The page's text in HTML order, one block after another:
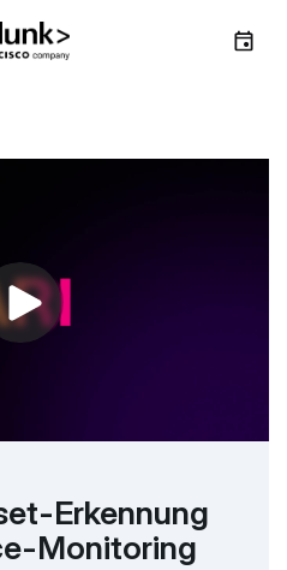
Erkennung
Monitoring